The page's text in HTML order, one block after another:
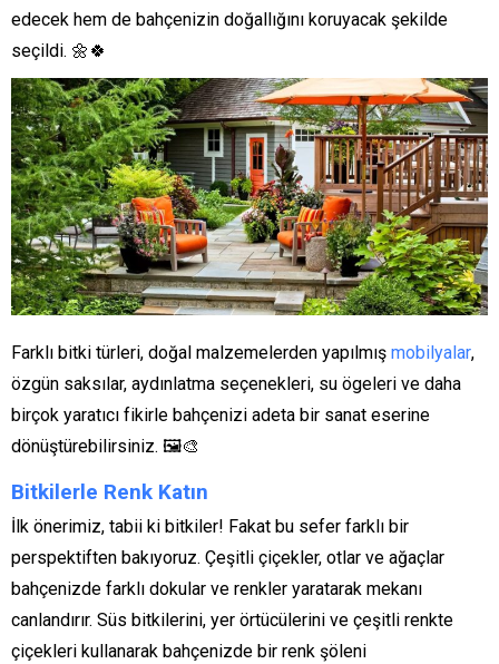
edecek hem de bahçenizin doğallığını koruyacak şekilde
seçildi. 🌼🍀
Farklı bitki türleri, doğal malzemelerden yapılmış mobilyalar,
özgün saksılar, aydınlatma seçenekleri, su ögeleri ve daha
birçok yaratıcı fikirle bahçenizi adeta bir sanat eserine
dönüştürebilirsiniz. 🖼️🎨
Bitkilerle Renk Katın
İlk önerimiz, tabii ki bitkiler! Fakat bu sefer farklı bir
perspektiften bakıyoruz. Çeşitli çiçekler, otlar ve ağaçlar
bahçenizde farklı dokular ve renkler yaratarak mekanı
canlandırır. Süs bitkilerini, yer örtücülerini ve çeşitli renkte
çiçekleri kullanarak bahçenizde bir renk şöleni